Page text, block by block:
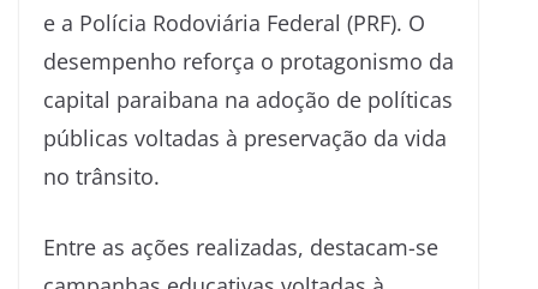
e a Polícia Rodoviária Federal (PRF). O
desempenho reforça o protagonismo da
capital paraibana na adoção de políticas
públicas voltadas à preservação da vida
no trânsito.
Entre as ações realizadas, destacam-se